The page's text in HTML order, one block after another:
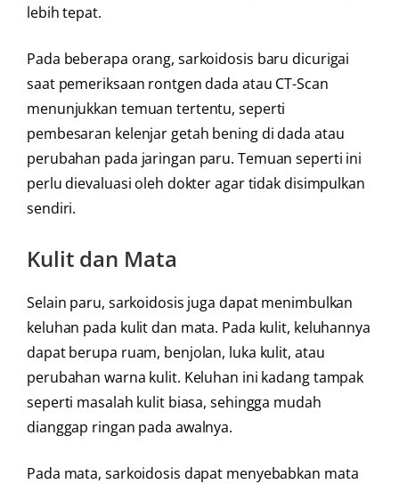
lebih tepat.
Pada beberapa orang, sarkoidosis baru dicurigai
saat pemeriksaan rontgen dada atau CT-Scan
menunjukkan temuan tertentu, seperti
pembesaran kelenjar getah bening di dada atau
perubahan pada jaringan paru. Temuan seperti ini
perlu dievaluasi oleh dokter agar tidak disimpulkan
sendiri.
Kulit dan Mata
Selain paru, sarkoidosis juga dapat menimbulkan
keluhan pada kulit dan mata. Pada kulit, keluhannya
dapat berupa ruam, benjolan, luka kulit, atau
perubahan warna kulit. Keluhan ini kadang tampak
seperti masalah kulit biasa, sehingga mudah
dianggap ringan pada awalnya.
Pada mata, sarkoidosis dapat menyebabkan mata